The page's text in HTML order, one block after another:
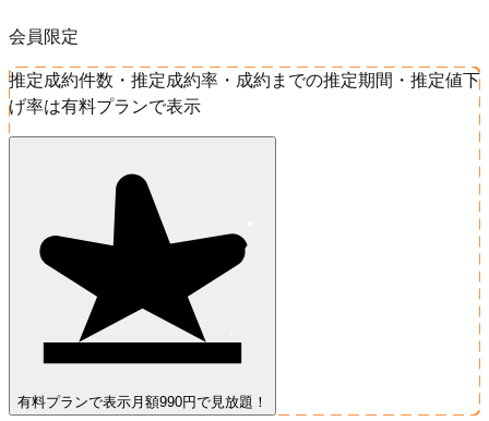
会員限定
推定成約件数・推定成約率・成約までの推定期間・推定値下
げ率は有料プランで表示
有料プランで表示 月額990円で見放題！